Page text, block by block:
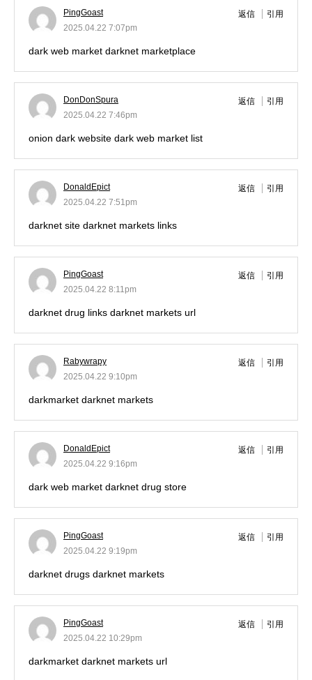
PingGoast
2025.04.22 7:07pm
返信 引用
dark web market darknet marketplace
DonDonSpura
2025.04.22 7:46pm
返信 引用
onion dark website dark web market list
DonaldEpict
2025.04.22 7:51pm
返信 引用
darknet site darknet markets links
PingGoast
2025.04.22 8:11pm
返信 引用
darknet drug links darknet markets url
Rabywrapy
2025.04.22 9:10pm
返信 引用
darkmarket darknet markets
DonaldEpict
2025.04.22 9:16pm
返信 引用
dark web market darknet drug store
PingGoast
2025.04.22 9:19pm
返信 引用
darknet drugs darknet markets
PingGoast
2025.04.22 10:29pm
返信 引用
darkmarket darknet markets url